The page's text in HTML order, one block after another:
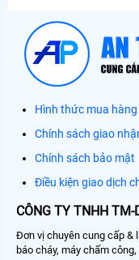
Hình thức mua hàng
Chính sách giao
Chính sách bảo mật
Điều kiện giao dịch
CÔNG TY TNHH
Đơn vị chuyên cung cấp &
báo cháy, máy chấm